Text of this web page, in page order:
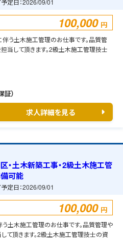
定日：2026/09/01
100,000 円
う土木施工管理のお仕事です。品質管
当して頂きます。2級土木施工管理技士
）
求人詳細を見る
・土木新築工事・2級土木施工管
可能
定日：2026/09/01
100,000 円
土木施工管理のお仕事です。品質管理や
て頂きます。2級土木施工管理技士の資